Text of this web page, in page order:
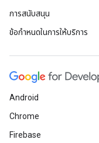
การสนับสนุน
ข้อกำหนดในการให้บริการ
Android
Chrome
Firebase